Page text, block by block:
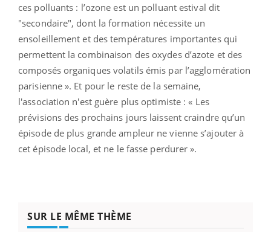
ces polluants : l’ozone est un polluant estival dit
"secondaire", dont la formation nécessite un
ensoleillement et des températures importantes qui
permettent la combinaison des oxydes d’azote et des
composés organiques volatils émis par l’agglomération
parisienne ». Et pour le reste de la semaine,
l'association n'est guère plus optimiste : « Les
prévisions des prochains jours laissent craindre qu’un
épisode de plus grande ampleur ne vienne s’ajouter à
cet épisode local, et ne le fasse perdurer ».
SUR LE MÊME THÈME